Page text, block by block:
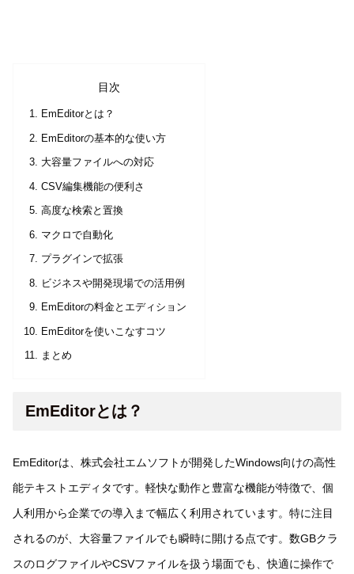
目次
EmEditorとは？
EmEditorの基本的な使い方
大容量ファイルへの対応
CSV編集機能の便利さ
高度な検索と置換
マクロで自動化
プラグインで拡張
ビジネスや開発現場での活用例
EmEditorの料金とエディション
EmEditorを使いこなすコツ
まとめ
EmEditorとは？
EmEditorは、株式会社エムソフトが開発したWindows向けの高性
能テキストエディタです。軽快な動作と豊富な機能が特徴で、個
人利用から企業での導入まで幅広く利用されています。特に注目
されるのが、大容量ファイルでも瞬時に開ける点です。数GBクラ
スのログファイルやCSVファイルを扱う場面でも、快適に操作で